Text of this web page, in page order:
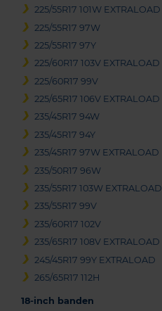
225/55R17 101W EXTRALOAD
225/55R17 97W
225/55R17 97Y
225/60R17 103V EXTRALOAD
225/60R17 99V
225/65R17 106V EXTRALOAD
235/45R17 94W
235/45R17 94Y
235/45R17 97W EXTRALOAD
235/50R17 96W
235/55R17 103W EXTRALOAD
235/55R17 99V
235/60R17 102V
235/65R17 108V EXTRALOAD
245/45R17 99Y EXTRALOAD
265/65R17 112H
18-inch banden